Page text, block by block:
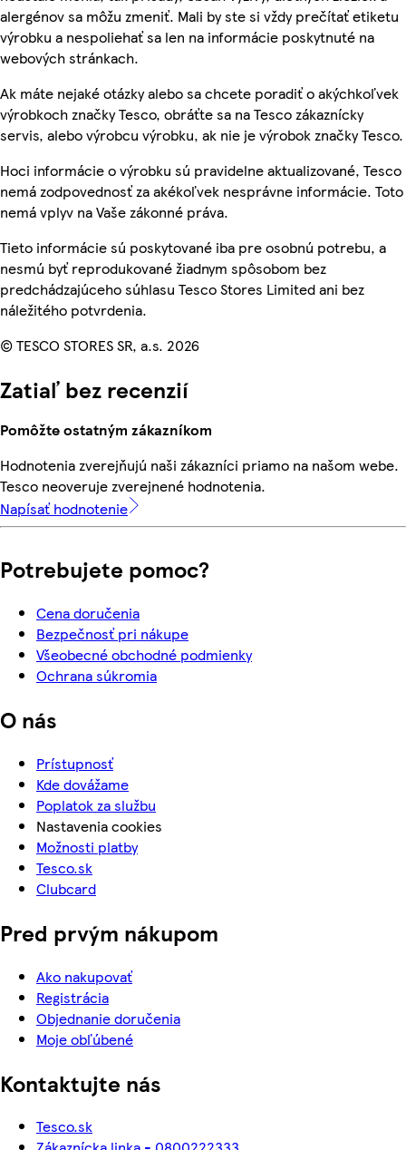
alergénov sa môžu zmeniť. Mali by ste si vždy prečítať etiketu
výrobku a nespoliehať sa len na informácie poskytnuté na
webových stránkach.
Ak máte nejaké otázky alebo sa chcete poradiť o akýchkoľvek
výrobkoch značky Tesco, obráťte sa na Tesco zákaznícky
servis, alebo výrobcu výrobku, ak nie je výrobok značky Tesco.
Hoci informácie o výrobku sú pravidelne aktualizované, Tesco
nemá zodpovednosť za akékoľvek nesprávne informácie. Toto
nemá vplyv na Vaše zákonné práva.
Tieto informácie sú poskytované iba pre osobnú potrebu, a
nesmú byť reprodukované žiadnym spôsobom bez
predchádzajúceho súhlasu Tesco Stores Limited ani bez
náležitého potvrdenia.
© TESCO STORES SR, a.s. 2026
Zatiaľ bez recenzií
Pomôžte ostatným zákazníkom
Hodnotenia zverejňujú naši zákazníci priamo na našom webe.
Tesco neoveruje zverejnené hodnotenia.
Napísať hodnotenie
Potrebujete pomoc?
Cena doručenia
Bezpečnosť pri nákupe
Všeobecné obchodné podmienky
Ochrana súkromia
O nás
Prístupnosť
Kde dovážame
Poplatok za službu
Nastavenia cookies
Možnosti platby
Tesco.sk
Clubcard
Pred prvým nákupom
Ako nakupovať
Registrácia
Objednanie doručenia
Moje obľúbené
Kontaktujte nás
Tesco.sk